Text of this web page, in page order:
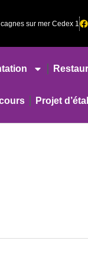
sur mer Cedex 1
Projet